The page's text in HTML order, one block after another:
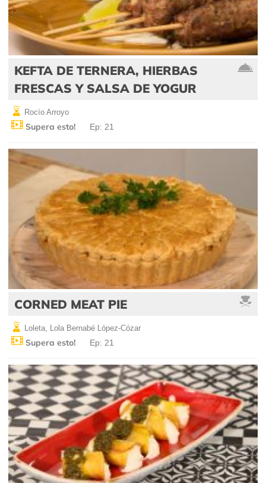
KEFTA DE TERNERA, HIERBAS
FRESCAS Y SALSA DE YOGUR
Rocío Arroyo
Supera esto! Ep: 21
CORNED MEAT PIE
Loleta, Lola Bernabé López-Cózar
Supera esto! Ep: 21